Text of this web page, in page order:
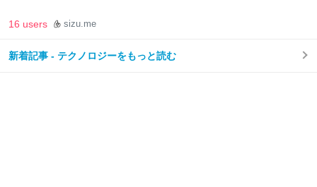
16 users sizu.me
新着記事 - テクノロジーをもっと読む